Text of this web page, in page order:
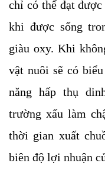
chỉ có thể đạt
khi được sống
giàu oxy. Khi
vật nuôi sẽ có
năng hấp thụ
trường xấu làm
thời gian xuất
biên độ lợi nhuận